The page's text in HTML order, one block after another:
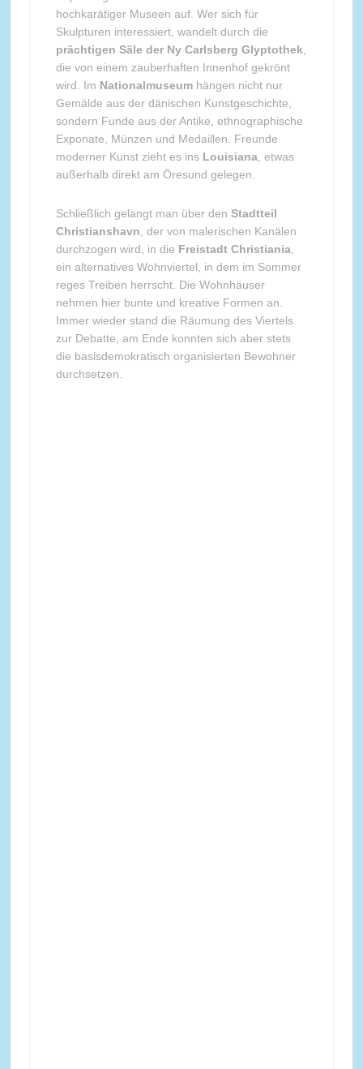
hochkarätiger Museen auf. Wer sich für
Skulpturen interessiert, wandelt durch die
prächtigen Säle der Ny Carlsberg Glyptothek
die von einem zauberhaften Innenhof gekrönt
wird. Im Nationalmuseumhängen nicht nur
Gemälde aus der dänischen Kunstgeschichte,
sondern Funde aus der Antike, ethnographische
Exponate, Münzen und Medaillen. Freunde
moderner Kunst zieht es ins Louisiana, etwas
außerhalb direkt am Öresund gelegen.
Schließlich gelangt man über den Stadtteil
Christianshavn , der von malerischen Kanälen
durchzogen wird, in die Freistadt Christiania,
ein alternatives Wohnviertel, in dem im Sommer
reges Treiben herrscht. Die Wohnhäuser
nehmen hier bunte und kreative Formen an.
Immer wieder stand die Räumung des Viertels
zur Debatte, am Ende konnten sich aber stets
die basisdemokratisch organisierten Bewohner
durchsetzen.